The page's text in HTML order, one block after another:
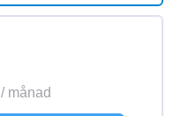
/ månad